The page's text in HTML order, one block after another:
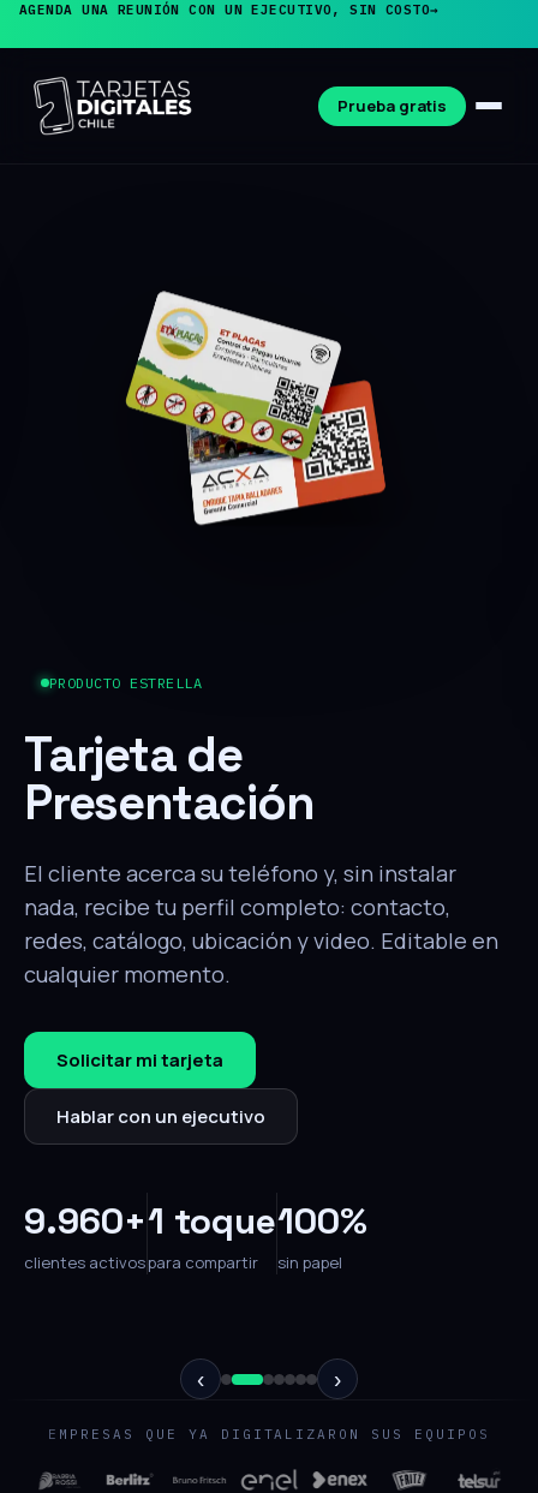
AGENDA UNA REUNIÓN CON UN EJECUTIVO, SIN COSTO→
Prueba gratis
PRODUCTO ESTRELLA
Tarjeta de
Presentación
El cliente acerca su teléfono y, sin instalar
nada, recibe tu perfil completo: contacto,
redes, catálogo, ubicación y video. Editable en
cualquier momento.
Solicitar mi tarjeta
Hablar con un ejecutivo
9.960+
clientes activos
1 toque
para compartir
100%
sin papel
‹ ›
EMPRESAS QUE YA DIGITALIZARON SUS EQUIPOS